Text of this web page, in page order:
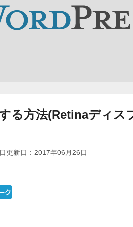
る方法(Retinaディス
更新日：2017年06月26日